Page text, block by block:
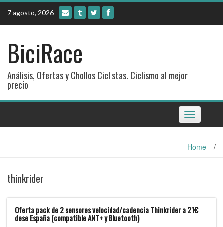
Skip
content
7 agosto, 2026
BiciRace
Análisis, Ofertas y Chollos Ciclistas. Ciclismo al mejor
precio
Toggle
navigation
Home /
thinkrider
Oferta pack de 2 sensores velocidad/cadencia Thinkrider a 21€
dese España (compatible ANT+ y Bluetooth)